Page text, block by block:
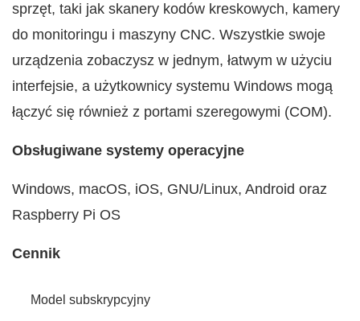
sprzęt, taki jak skanery kodów kreskowych, kamery
do monitoringu i maszyny CNC. Wszystkie swoje
urządzenia zobaczysz w jednym, łatwym w użyciu
interfejsie, a użytkownicy systemu Windows mogą
łączyć się również z portami szeregowymi (COM).
Obsługiwane systemy operacyjne
Windows, macOS, iOS, GNU/Linux, Android oraz
Raspberry Pi OS
Cennik
Model subskrypcyjny